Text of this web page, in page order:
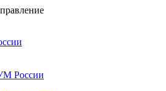
России